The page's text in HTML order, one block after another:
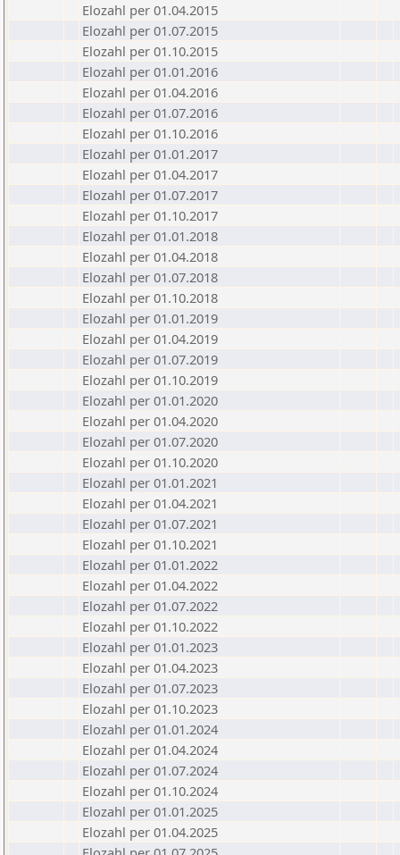
Elozahl per 01.04.2015
Elozahl per 01.07.2015
Elozahl per 01.10.2015
Elozahl per 01.01.2016
Elozahl per 01.04.2016
Elozahl per 01.07.2016
Elozahl per 01.10.2016
Elozahl per 01.01.2017
Elozahl per 01.04.2017
Elozahl per 01.07.2017
Elozahl per 01.10.2017
Elozahl per 01.01.2018
Elozahl per 01.04.2018
Elozahl per 01.07.2018
Elozahl per 01.10.2018
Elozahl per 01.01.2019
Elozahl per 01.04.2019
Elozahl per 01.07.2019
Elozahl per 01.10.2019
Elozahl per 01.01.2020
Elozahl per 01.04.2020
Elozahl per 01.07.2020
Elozahl per 01.10.2020
Elozahl per 01.01.2021
Elozahl per 01.04.2021
Elozahl per 01.07.2021
Elozahl per 01.10.2021
Elozahl per 01.01.2022
Elozahl per 01.04.2022
Elozahl per 01.07.2022
Elozahl per 01.10.2022
Elozahl per 01.01.2023
Elozahl per 01.04.2023
Elozahl per 01.07.2023
Elozahl per 01.10.2023
Elozahl per 01.01.2024
Elozahl per 01.04.2024
Elozahl per 01.07.2024
Elozahl per 01.10.2024
Elozahl per 01.01.2025
Elozahl per 01.04.2025